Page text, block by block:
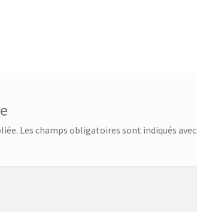
Les champs obligatoires sont indiqués avec